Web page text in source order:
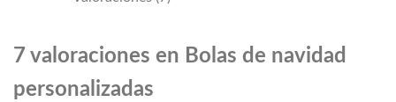
7 valoraciones en Bolas de navidad
personalizadas